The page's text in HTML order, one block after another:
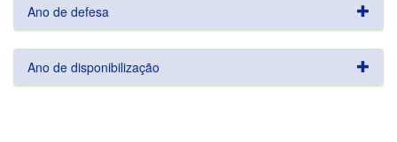
Ano de defesa
Ano de disponibilização